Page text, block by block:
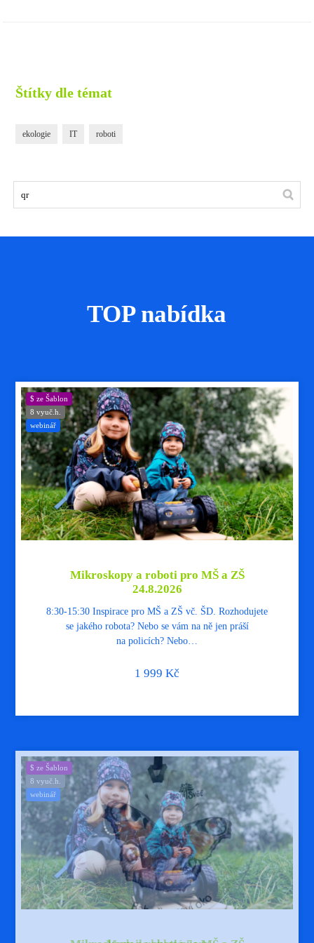
Štítky dle témat
ekologie IT roboti
TOP nabídka
$ ze Šablon
8 vyuč.h.
webinář
Mikroskopy a roboti pro MŠ a ZŠ
24.8.2026
8:30-15:30 Inspirace pro MŠ a ZŠ vč. ŠD. Rozhodujete
se jakého robota? Nebo se vám na ně jen práší
na policích? Nebo…
1 999 Kč
$ ze Šablon
8 vyuč.h.
webinář